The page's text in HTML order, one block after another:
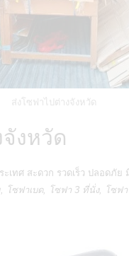
ส่งโซฟาไปต่างจังหวัด
งหวัด
ะเทศ สะดวก รวดเร็ว ปลอดภั
ซฟาเบด, โซฟา 3 ที่นั่ง, โซฟ